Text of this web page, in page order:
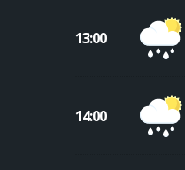
13:00
14:00